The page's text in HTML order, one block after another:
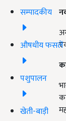
सम्पादकीय
औषधीय फसलें
पशुपालन
खेती-बाड़ी